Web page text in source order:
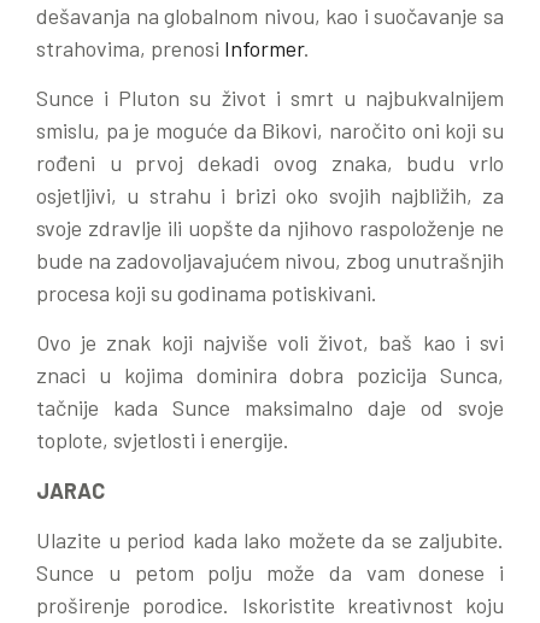
dešavanja na globalnom nivou, kao i suočavanje sa
strahovima, prenosi Informer.
Sunce i Pluton su život i smrt u najbukvalnijem
smislu, pa je moguće da Bikovi, naročito oni koji su
rođeni u prvoj dekadi ovog znaka, budu vrlo
osjetljivi, u strahu i brizi oko svojih najbližih, za
svoje zdravlje ili uopšte da njihovo raspoloženje ne
bude na zadovoljavajućem nivou, zbog unutrašnjih
procesa koji su godinama potiskivani.
Ovo je znak koji najviše voli život, baš kao i svi
znaci u kojima dominira dobra pozicija Sunca,
tačnije kada Sunce maksimalno daje od svoje
toplote, svjetlosti i energije.
JARAC
Ulazite u period kada lako možete da se zaljubite.
Sunce u petom polju može da vam donese i
proširenje porodice. Iskoristite kreativnost koju